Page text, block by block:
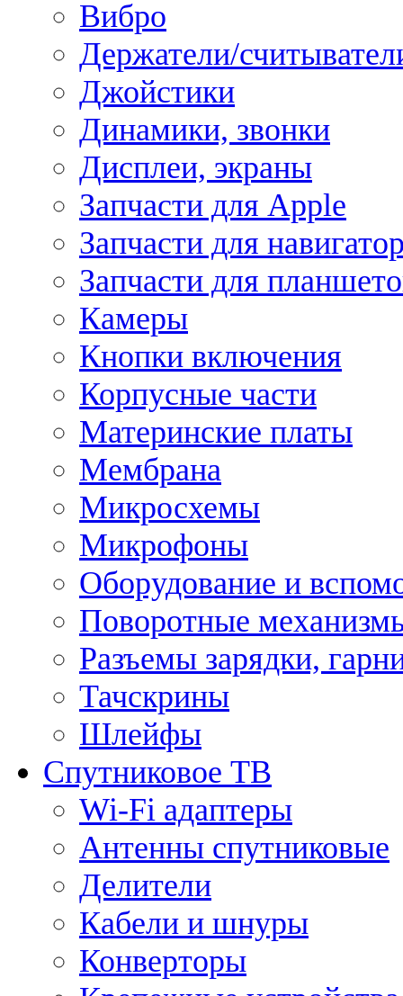
Вибро
Держатели/
Джойстики
Динамики, звонки
Дисплеи, экраны
Запчасти для Apple
Запчасти для
Запчасти для
Камеры
Кнопки включения
Корпусные части
Материнские платы
Мембрана
Микросхемы
Микрофоны
Оборудование и
Поворотные
Разъемы зарядки,
Тачскрины
Шлейфы
Спутниковое ТВ
Wi-Fi адаптеры
Антенны спутниковые
Делители
Кабели и шнуры
Конверторы